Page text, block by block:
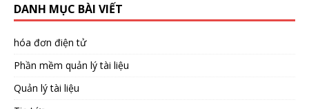
DANH MỤC BÀI VIẾT
hóa đơn điện tử
Phần mềm quản lý tài liệu
Quản lý tài liệu